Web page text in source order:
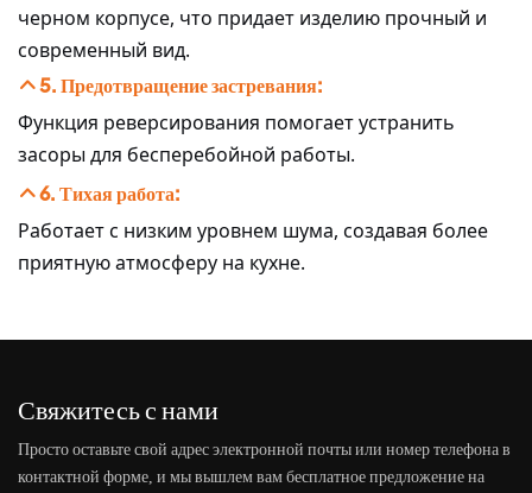
черном корпусе, что придает изделию прочный и
современный вид.
5. Предотвращение застревания:
Функция реверсирования помогает устранить
засоры для бесперебойной работы.
6. Тихая работа:
Работает с низким уровнем шума, создавая более
приятную атмосферу на кухне.
Свяжитесь с нами
Просто оставьте свой адрес электронной почты или номер телефона в
контактной форме, и мы вышлем вам бесплатное предложение на